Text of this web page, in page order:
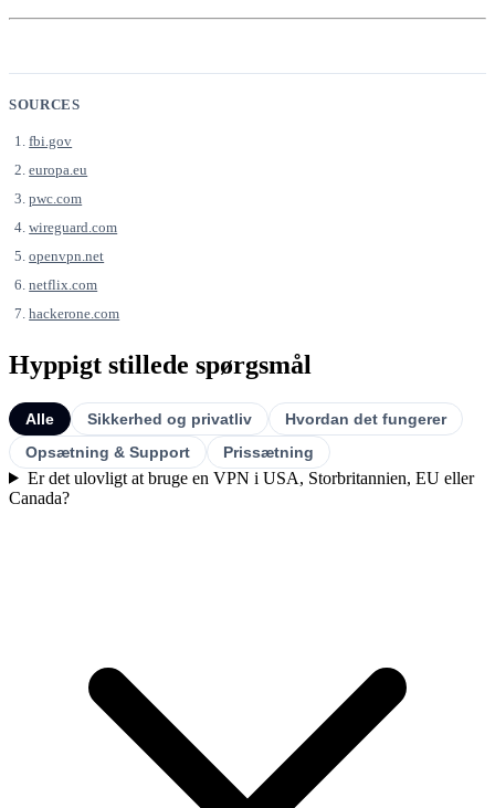
SOURCES
fbi.gov
europa.eu
pwc.com
wireguard.com
openvpn.net
netflix.com
hackerone.com
Hyppigt stillede spørgsmål
Alle Sikkerhed og privatliv
Hvordan det fungerer
Opsætning & Support
Prissætning
Er det ulovligt at bruge en VPN i USA, Storbritannien, EU eller
Canada?